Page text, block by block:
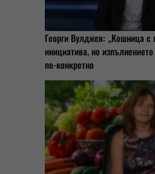
Георги Вулджев: „Кошница с
инициатива, но
по-конкретно